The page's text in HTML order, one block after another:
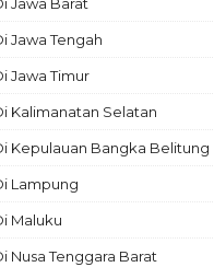
Jawa Tengah
Jawa Timur
Kalimanatan Selatan
Kepulauan Bangka Belitung
Lampung
Maluku
Nusa Tenggara Barat